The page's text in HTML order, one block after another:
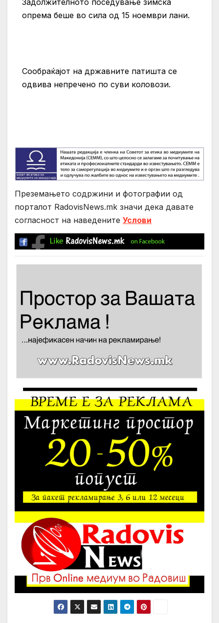
Задолжителното поседување зимска
опрема беше во сила од 15 ноември лани.
Сообраќајот на државните патишта се
одвива непречено по суви коловози.
Преземањето содржини и фотографии од
порталот RadovisNews.mk значи дека давате
согласност на нaведените Услови